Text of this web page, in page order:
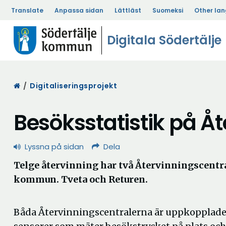
Translate Anpassa sidan Lättläst Suomeksi Other
Digitala Södertälje
Start
/ Digitaliseringsprojekt
Besöksstatistik på
Lyssna på sidan Dela
Telge återvinning har två
kommun. Tveta och Returen.
Båda Återvinningscentralerna är